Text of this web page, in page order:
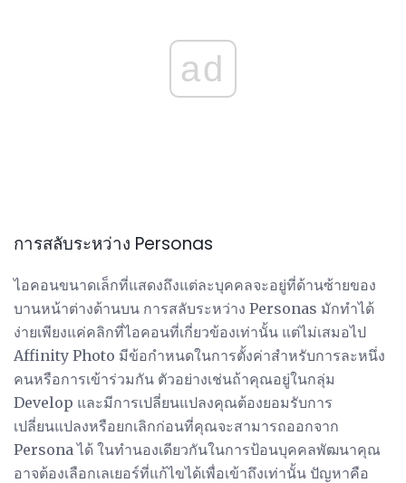
ad
การสลับระหว่าง Personas
ไอคอนขนาดเล็กที่แสดงถึงแต่ละบุคคลจะอยู่ที่ด้านซ้ายของ
บานหน้าต่างด้านบน การสลับระหว่าง Personas มักทำได้
ง่ายเพียงแค่คลิกที่ไอคอนที่เกี่ยวข้องเท่านั้น แต่ไม่เสมอไป
Affinity Photo มีข้อกำหนดในการตั้งค่าสำหรับการละหนึ่ง
คนหรือการเข้าร่วมกัน ตัวอย่างเช่นถ้าคุณอยู่ในกลุ่ม
Develop และมีการเปลี่ยนแปลงคุณต้องยอมรับการ
เปลี่ยนแปลงหรือยกเลิกก่อนที่คุณจะสามารถออกจาก
Persona ได้ ในทำนองเดียวกันในการป้อนบุคคลพัฒนาคุณ
อาจต้องเลือกเลเยอร์ที่แก้ไขได้เพื่อเข้าถึงเท่านั้น ปัญหาคือ